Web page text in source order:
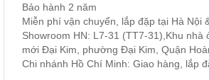
Bảo hành 2 năm
Miễn phí vận chuyển, lắp đặp tại Hà Nội
Showroom HN: L7-31 (TT7-31),Khu nhà
mới Đại Kim, phường Đại Kim, Quận
Chi nhánh Hồ Chí Minh: Giao hàng, lắp